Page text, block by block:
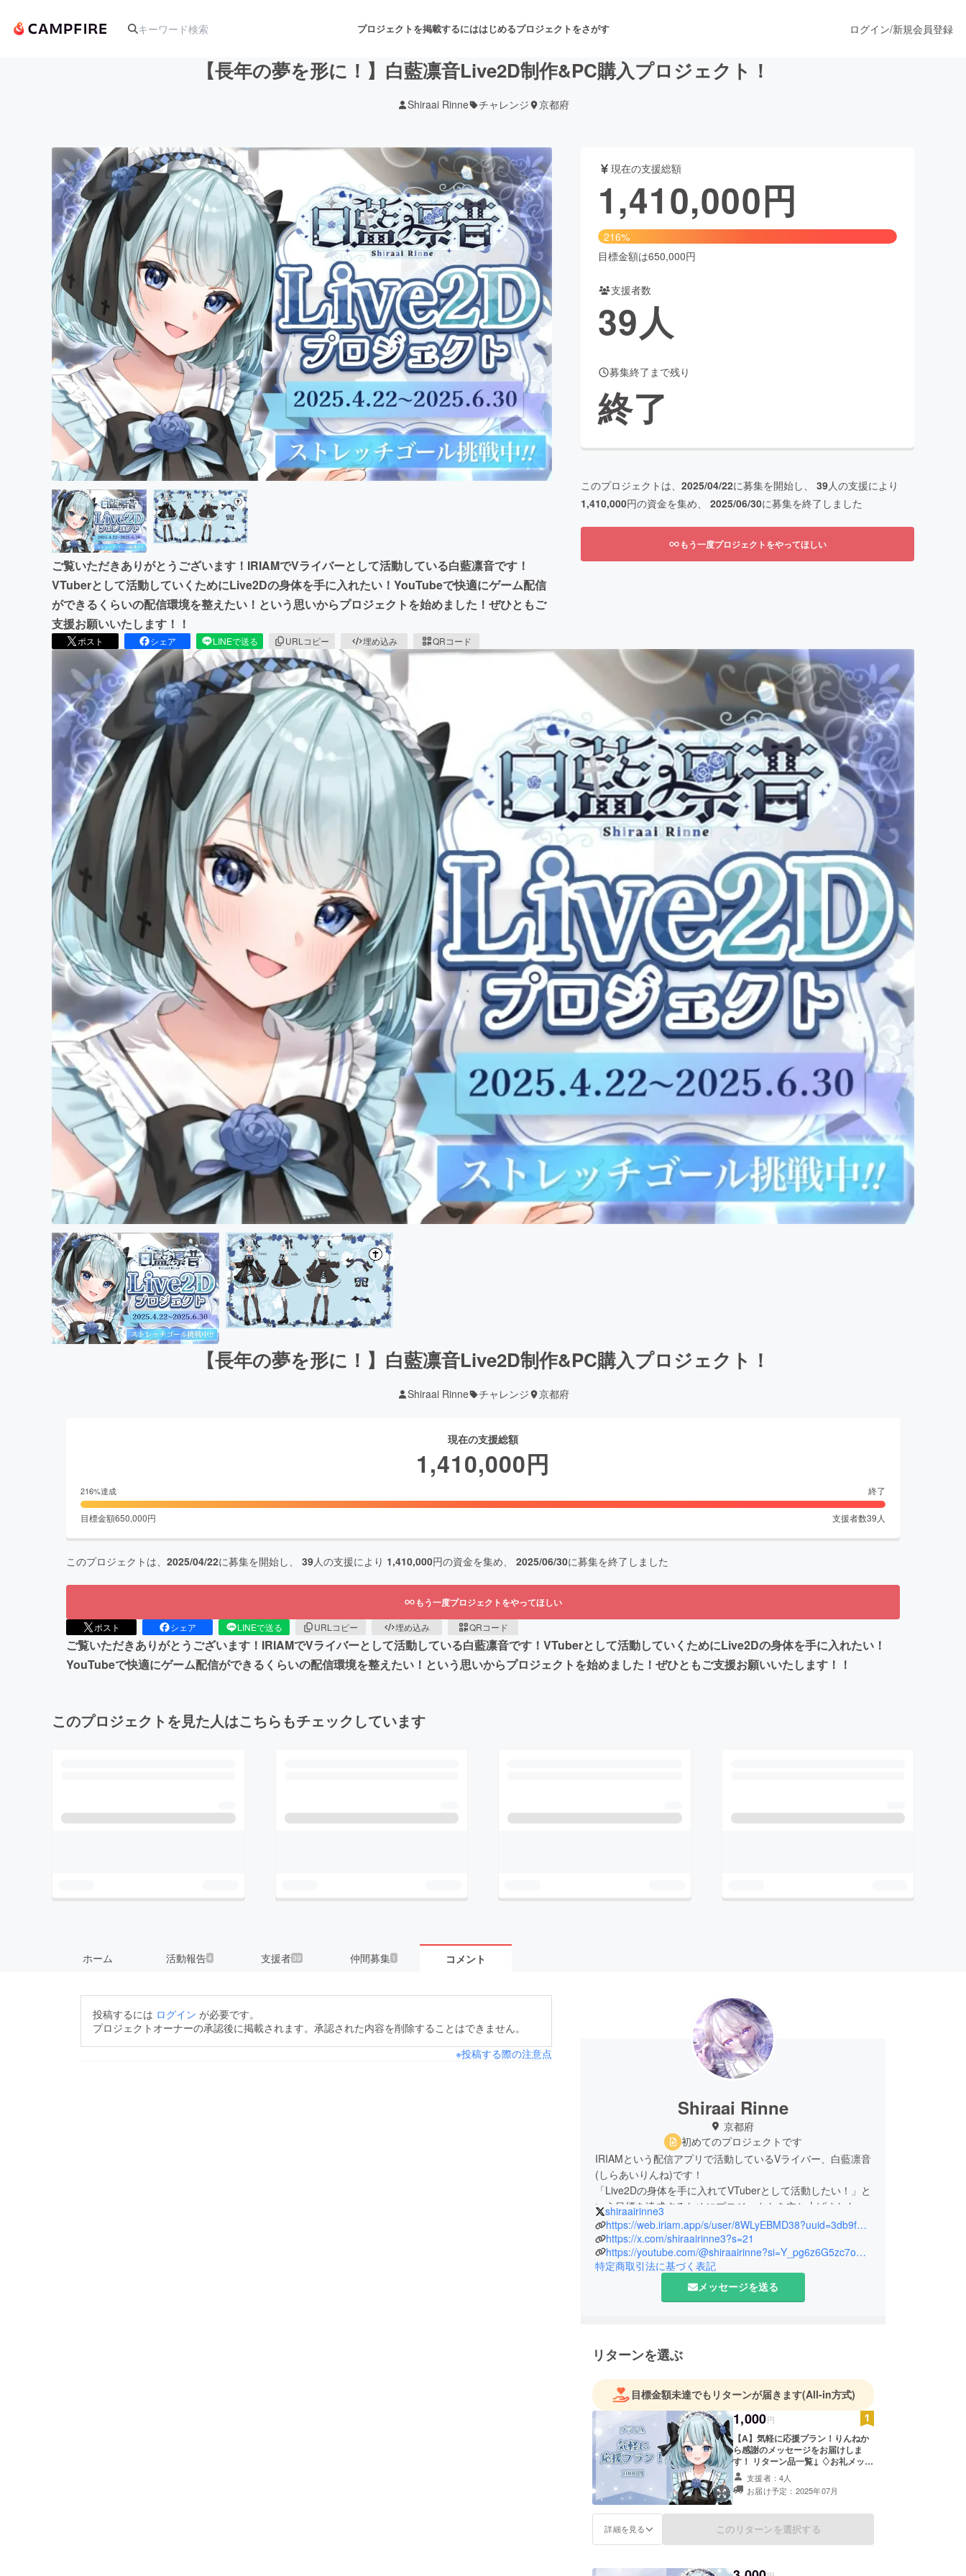
プロジェクトを掲載するにははじめるプロジェクトをさがす
アート・写真 舞台・パフォーマンス
テクノロジー・ガジェット ゲーム・サービス開発 フード・飲食店 ファッション
映像・映画 書籍・雑誌出版 アニメ・漫画
ビジネス・起業 チャレンジ ビューティー・ヘルスケア
まちづくり・地域活性化
CAMPFIRE for Social GoodCAMPFIRE Creation
CAMPFIREふるさと納税machi-ya コミュニティ
ログイン/新規会員登録
【長年の夢を形に！】白藍凛音Live2D制作&PC購入プロジェクト！
Shiraai Rinne チャレンジ 京都府
ご覧いただきありがとうございます！IRIAMでVライバーとして活動している白藍凛音です！
VTuberとして活動していくためにLive2Dの身体を手に入れたい！YouTubeで快適にゲーム配信
ができるくらいの配信環境を整えたい！という思いからプロジェクトを始めました！ぜひともご
支援お願いいたします！！
ポスト シェア LINEで送る URLコピー 埋め込み QRコード
現在の支援総額
1,410,000円
216%
目標金額は650,000円
支援者数
39人
募集終了まで残り
終了
このプロジェクトは、 2025/04/22に募集を開始し、 39人の支援により
1,410,000円の資金を集め、 2025/06/30に募集を終了しました
もう一度プロジェクトをやってほしい
【長年の夢を形に！】白藍凛音Live2D制作&PC購入プロジェクト！
Shiraai Rinne チャレンジ 京都府
現在の支援総額
1,410,000円
216%達成 終了
目標金額650,000円 支援者数39 人
このプロジェクトは、 2025/04/22に募集を開始し、 39人の支援により 1,410,000円の資金を集め、 2025/06/30に募集を終了しました
もう一度プロジェクトをやってほしい
ポスト シェア LINEで送る URLコピー 埋め込み QRコード
ご覧いただきありがとうございます！IRIAMでVライバーとして活動している白藍凛音です！VTuberとして活動していくためにLive2Dの身体を手に入れたい！
YouTubeで快適にゲーム配信ができるくらいの配信環境を整えたい！という思いからプロジェクトを始めました！ぜひともご支援お願いいたします！！
このプロジェクトを見た人はこちらもチェックしています
ホーム 活動報告4 支援者39 仲間募集 1 コメント
投稿するには ログイン が必要です。
プロジェクトオーナーの承認後に掲載されます。承認された内容を削除することはできません。
※投稿する際の注意点
Shiraai Rinne
京都府
初めてのプロジェクトです
IRIAMという配信アプリで活動しているVライバー、白藍凛音
(しらあいりんね)です！
「Live2Dの身体を手に入れてVTuberとして活動したい！」と
いう目標を達成するためにプロジェクトを立ち上げました！
ぜひ応援よろしくお願いします！！
shiraairinne3
https://web.iriam.app/s/user/8WLyEBMD38?uuid=3db9f56d
https://x.com/shiraairinne3?s=21
https://youtube.com/@shiraairinne?si=Y_pg6z6G5zc7oZDV
特定商取引法に基づく表記
メッセージを送る
リターンを選ぶ
目標金額未達でもリターンが届きます(All-in方式)
1,000円
【A】気軽に応援プラン！りんねか
ら感謝のメッセージをお届けしま
す！ リターン品一覧↓ ♢お礼メッ
セージ(100字程度) ♢活動報告閲覧
権 支援者：4人
お届け予定：2025年07月
詳細を見る このリターンを選択する